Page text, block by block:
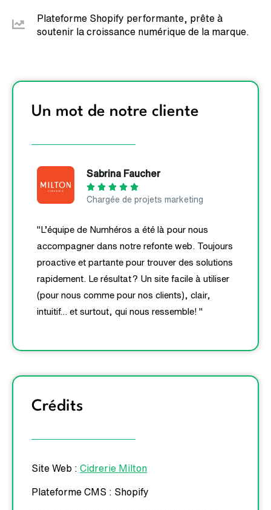
Plateforme Shopify performante, prête à
soutenir la croissance numérique de la marque.
Un mot de notre cliente
Sabrina Faucher
    
Chargée de projets marketing
"L’équipe de Numhéros a été là pour nous
accompagner dans notre refonte web. Toujours
proactive et partante pour trouver des solutions
rapidement. Le résultat ? Un site facile à utiliser
(pour nous comme pour nos clients), clair,
intuitif… et surtout, qui nous ressemble! "
Crédits
Site Web : Cidrerie Milton
Plateforme CMS : Shopify